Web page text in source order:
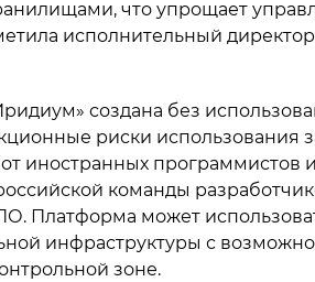
что упрощает
исполнительный
создана без
риски использования
иностранных программистов
команды
Платформа может
инфраструктуры с
зоне.